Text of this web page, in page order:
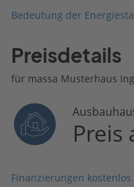
Bedeutung der
Preisdetails
für massa Musterhaus
Preis
Finanzierungen